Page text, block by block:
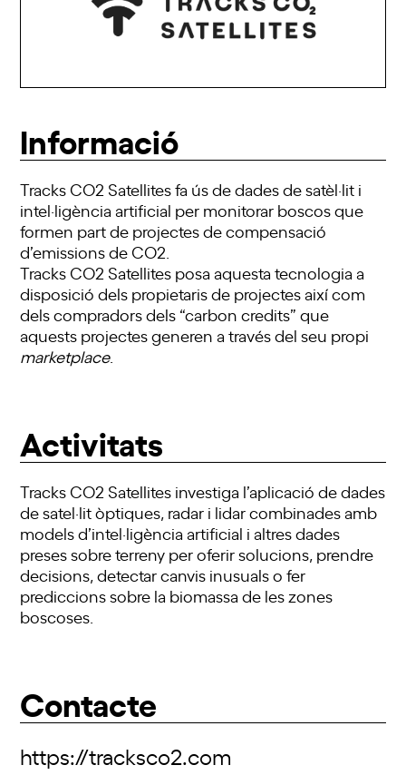
Informació
Tracks CO2 Satellites fa ús de dades de satèl·lit i
intel·ligència artificial per monitorar boscos que
formen part de projectes de compensació
d’emissions de CO2.
Tracks CO2 Satellites posa aquesta tecnologia a
disposició dels propietaris de projectes així com
dels compradors dels “carbon credits” que
aquests projectes generen a través del seu propi
marketplace.
Activitats
Tracks CO2 Satellites investiga l’aplicació de dades
de satel·lit òptiques, radar i lidar combinades amb
models d’intel·ligència artificial i altres dades
preses sobre terreny per oferir solucions, prendre
decisions, detectar canvis inusuals o fer
prediccions sobre la biomassa de les zones
boscoses.
Contacte
https://tracksco2.com